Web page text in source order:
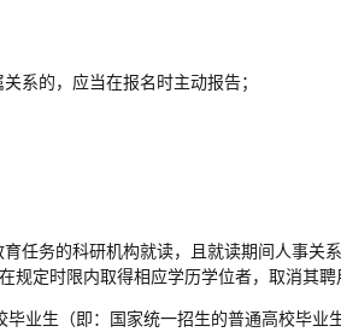
系的，应当在报名时主动报告；
任务的科研机构就读，且就读期间人事关
规定时限内取得相应学历学位者，取消其聘
毕业生（即：国家统一招生的普通高校毕业